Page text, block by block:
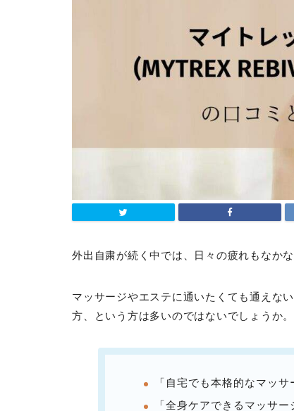
外出自粛が続く中では、日々の疲れもなか
マッサージやエステに通いたくても通えな
方、という方は多いのではないでしょうか。
「自宅でも本格的なマッサ
「全身ケアできるマッサー